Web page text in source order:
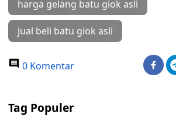
harga gelang batu giok asli
jual beli batu giok asli
0 Komentar
Tag Populer